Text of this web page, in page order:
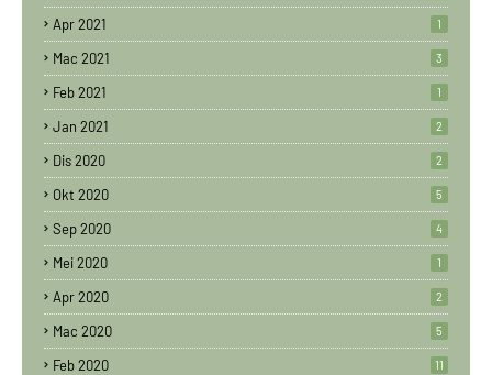
Apr 2021 1
Mac 2021 3
Feb 2021 1
Jan 2021 2
Dis 2020 2
Okt 2020 5
Sep 2020 4
Mei 2020 1
Apr 2020 2
Mac 2020 5
Feb 2020 11